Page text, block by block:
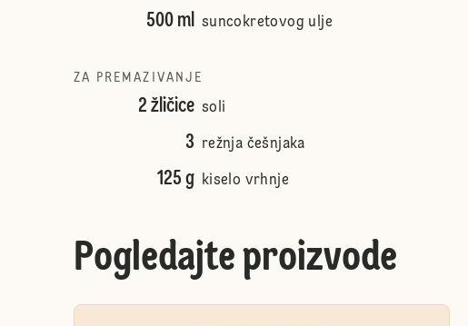
500 ml suncokretovog ulje
ZA PREMAZIVANJE
2 žličice soli
3 režnja češnjaka
125 g kiselo vrhnje
Pogledajte proizvode